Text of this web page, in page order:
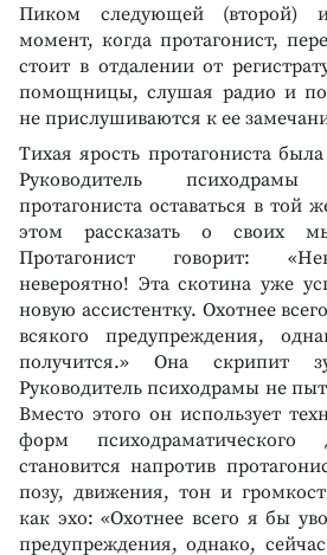
Пиком следующей (второй)
момент, когда протагонист,
стоит в отдалении от
помощницы, слушая радио и
не прислушиваются к ее
Тихая ярость протагониста
Руководитель
протагониста оставаться в той
этом рассказать о своих
Протагонист говорит:
невероятно! Эта скотина уже
новую ассистентку. Охотнее
всякого предупреждения,
получится.» Она скрипит
Руководитель психодрамы не
Вместо этого он использует
форм психодраматического
становится напротив
позу, движения, тон и
как эхо: «Охотнее всего я бы
предупреждения, однако,